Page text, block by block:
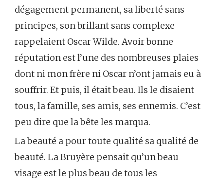
dégagement permanent, sa liberté sans
principes, son brillant sans complexe
rappelaient Oscar Wilde. Avoir bonne
réputation est l’une des nombreuses plaies
dont ni mon frère ni Oscar n’ont jamais eu à
souffrir. Et puis, il était beau. Ils le disaient
tous, la famille, ses amis, ses ennemis. C’est
peu dire que la bête les marqua.
La beauté a pour toute qualité sa qualité de
beauté. La Bruyère pensait qu’un beau
visage est le plus beau de tous les